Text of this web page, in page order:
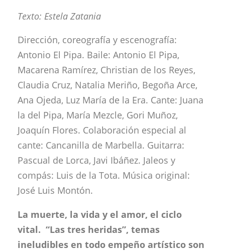
Texto: Estela Zatania
Dirección, coreografía y escenografía:
Antonio El Pipa. Baile: Antonio El Pipa,
Macarena Ramírez, Christian de los Reyes,
Claudia Cruz, Natalia Meriño, Begoña Arce,
Ana Ojeda, Luz María de la Era. Cante: Juana
la del Pipa, María Mezcle, Gori Muñoz,
Joaquín Flores. Colaboración especial al
cante: Cancanilla de Marbella. Guitarra:
Pascual de Lorca, Javi Ibáñez. Jaleos y
compás: Luis de la Tota. Música original:
José Luis Montón.
La muerte, la vida y el amor, el ciclo
vital. “Las tres heridas”, temas
ineludibles en todo empeño artístico son